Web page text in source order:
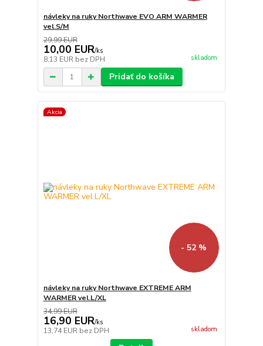
návleky na ruky Northwave EVO ARM WARMER
vel.S/M
29,99 EUR
10,00 EUR/ks
8,13 EUR bez DPH skladom
Pridať do košíka
Akcia
- 52 %
návleky na ruky Northwave EXTREME ARM
WARMER vel.L/XL
34,99 EUR
16,90 EUR/ks
13,74 EUR bez DPH skladom